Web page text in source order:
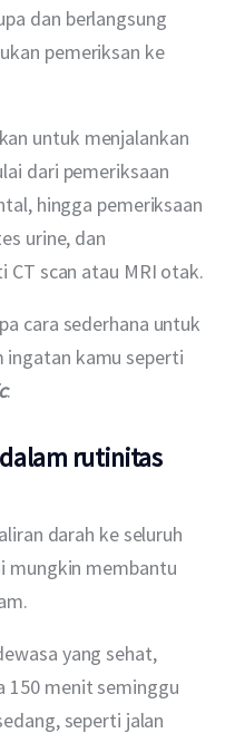
dan berlangsung
pemeriksan ke
untuk menjalankan
dari pemeriksaan
hingga pemeriksaan
urine, dan
CT scan atau MRI otak.
cara sederhana untuk
kamu seperti
:
rutinitas
darah ke seluruh
mungkin membantu
yang sehat,
150 menit seminggu
seperti jalan